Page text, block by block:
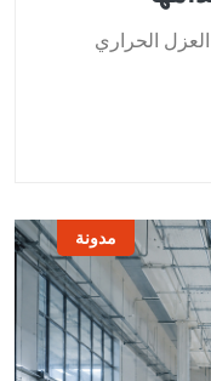
الحراري
مدونة